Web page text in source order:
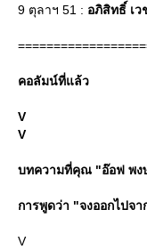
9 ตุลาฯ 51 : อภิสิทธิ์ เ
คอลัมน์ที่แล้ว
V
V
บทความที่คุณ "อ๊อฟ พ
การพูดว่า "จงออกไปจ
V